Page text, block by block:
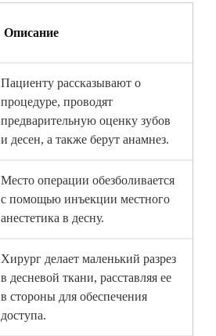
Описание
Пациенту рассказывают о
процедуре, проводят
предварительную оценку зубов
и десен, а также берут анамнез.
Место операции обезболивается
с помощью инъекции местного
анестетика в десну.
Хирург делает маленький разрез
в десневой ткани, расставляя ее
в стороны для обеспечения
доступа.